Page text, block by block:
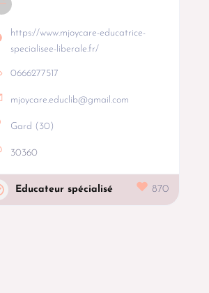
https://www.mjoycare-educatrice-
specialisee-liberale.fr/
0666277517
mjoycare.educlib@gmail.com
Gard (30)
30360
Educateur spécialisé 870